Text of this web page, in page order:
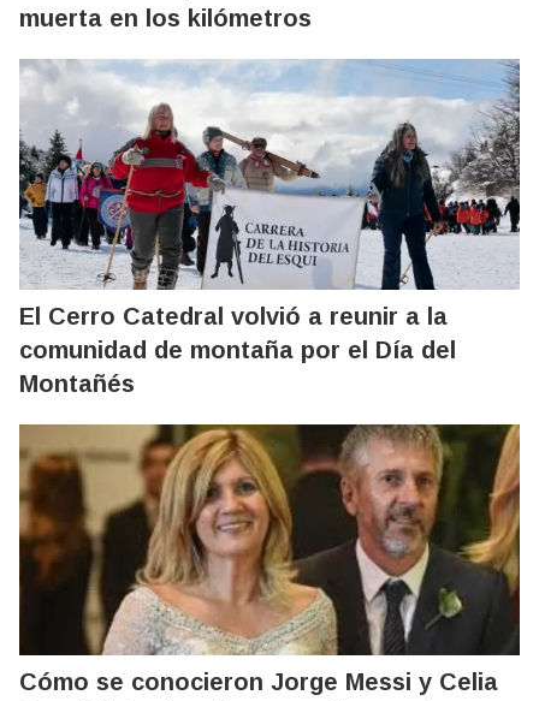
muerta en los kilómetros
El Cerro Catedral volvió a reunir a la
comunidad de montaña por el Día del
Montañés
Cómo se conocieron Jorge Messi y Celia